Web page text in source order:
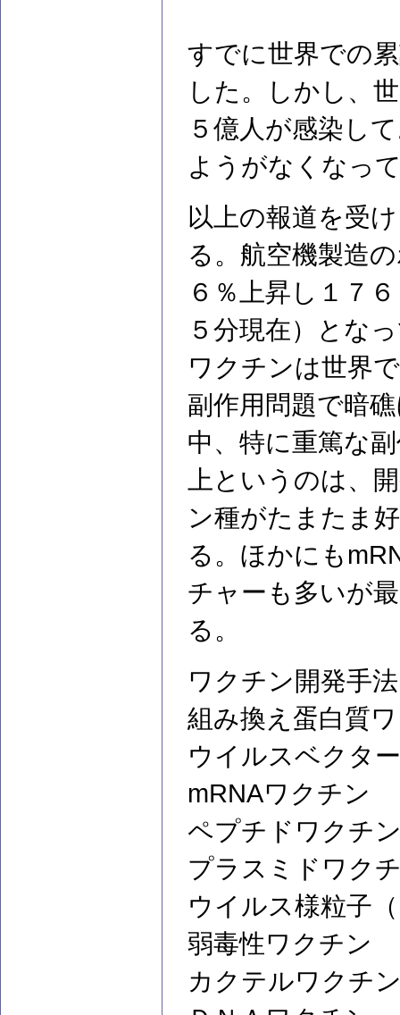
すでに世界での
した。しかし、
５億人が感染し
ようがなくなっ
以上の報道を受
る。航空機製造
６％上昇し１７
５分現在）とな
ワクチンは世界
副作用問題で暗
中、特に重篤な
上というのは、
ン種がたまたま
る。ほかにも
チャーも多いが
る。
ワクチン開発手
組み換え蛋白質
ウイルスベクタ
mRNAワクチン
ペプチドワクチ
プラスミドワク
ウイルス様粒子
弱毒性ワクチン
カクテルワクチ